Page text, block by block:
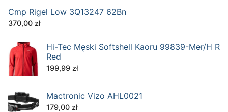
Cmp Rigel Low 3Q13247 62Bn
370,00 zł
Hi-Tec Męski Softshell Kaoru 99839-Mer/H R
Red
199,99 zł
Mactronic Vizo AHL0021
179,00 zł